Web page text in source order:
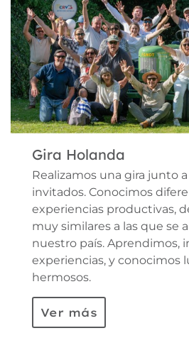
Gira Holanda
Realizamos una gira junto
invitados. Conocimos
experiencias productivas,
muy similares a las que se
nuestro país. Aprendimos,
experiencias, y conocimos
hermosos.
Ver más